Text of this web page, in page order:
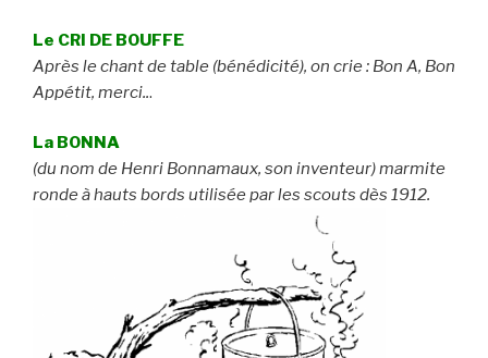
Le CRI DE BOUFFE
Après le chant de table (bénédicité), on crie : Bon A, Bon
Appétit, merci...
La BONNA
(du nom de Henri Bonnamaux, son inventeur) marmite
ronde à hauts bords utilisée par les scouts dès 1912.